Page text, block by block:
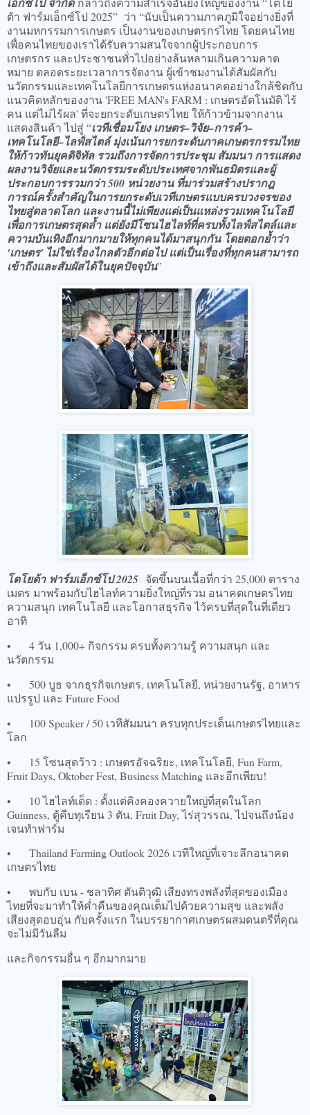
ต้า ฟาร์มเอ็กซ์โป 2025” ว่า “นับเป็นความภาคภูมิใจอย่างยิ่งที่
งานมหกรรมการเกษตร เป็นงานของเกษตรกรไทย โดยคนไทย
เพื่อคนไทยของเราได้รับความสนใจจากผู้ประกอบการ
เกษตรกร และประชาชนทั่วไปอย่างล้นหลามเกินความคาด
หมาย ตลอดระยะเวลาการจัดงาน ผู้เข้าชมงานได้สัมผัสกับ
นวัตกรรมและเทคโนโลยีการเกษตรแห่งอนาคตอย่างใกล้ชิดกับ
แนวคิดหลักของงาน 'FREE MAN's FARM : เกษตรอัตโนมัติ ไร้
คน แต่ไม่ไร้ผล' ที่จะยกระดับเกษตรไทย ให้ก้าวข้ามจากงาน
แสดงสินค้า ไปสู่ “เวทีเชื่อมโยง เกษตร–วิจัย–การค้า–
เทคโนโลยี–ไลฟ์สไตล์ มุ่งเน้นการยกระดับภาคเกษตรกรรมไทย
ให้ก้าวทันยุคดิจิทัล รวมถึงการจัดการประชุม สัมมนา การแสดง
ผลงานวิจัยและนวัตกรรมระดับประเทศจากพันธมิตรและผู้
ประกอบการรวมกว่า 500 หน่วยงาน ที่มาร่วมสร้างปรากฎ
การณ์ครั้งสำคัญในการยกระดับเวทีเกษตรแบบครบวงจรของ
ไทยสู่ตลาดโลก และงานนี้ไม่เพียงแต่เป็นแหล่งรวมเทคโนโลยี
เพื่อการเกษตรสุดล้ำ แต่ยังมีโซนไฮไลท์ที่ครบทั้งไลฟ์สไตล์และ
ความบันเทิงอีกมากมายให้ทุกคนได้มาสนุกกัน โดยตอกย้ำว่า
'เกษตร' ไม่ใช่เรื่องไกลตัวอีกต่อไป แต่เป็นเรื่องที่ทุกคนสามารถ
เข้าถึงและสัมผัสได้ในยุคปัจจุบัน”
โตโยต้า ฟาร์มเอ็กซ์โป 2025 จัดขึ้นบนเนื้อที่กว่า 25,000 ตาราง
เมตร มาพร้อมกับไฮไลท์ความยิ่งใหญ่ที่รวม อนาคตเกษตรไทย
ความสนุก เทคโนโลยี และโอกาสธุรกิจ ไว้ครบที่สุดในที่เดียว
อาทิ
•
4 วัน 1,000+ กิจกรรม ครบทั้งความรู้ ความสนุก และ
นวัตกรรม
•
500 บูธ จากธุรกิจเกษตร, เทคโนโลยี, หน่วยงานรัฐ, อาหาร
แปรรูป และ Future Food
•
100 Speaker / 50 เวทีสัมมนา ครบทุกประเด็นเกษตรไทยและ
โลก
•
15 โซนสุดว้าว : เกษตรอัจฉริยะ, เทคโนโลยี, Fun Farm,
Fruit Days, Oktober Fest, Business Matching และอีกเพียบ!
•
10 ไฮไลท์เด็ด : ตั้งแต่คิงคองควายใหญ่ที่สุดในโลก
Guinness, ตู้คีบทุเรียน 3 ตัน, Fruit Day, ไร่สุวรรณ, ไปจนถึงน้อง
เจนทำฟาร์ม
•
Thailand Farming Outlook 2026 เวทีใหญ่ที่เจาะลึกอนาคต
เกษตรไทย
•
พบกับ เบน - ชลาทิศ ตันติวุฒิ เสียงทรงพลังที่สุดของเมือง
ไทยที่จะมาทำให้ค่ำคืนของคุณเต็มไปด้วยความสุข และพลัง
เสียงสุดอบอุ่น กับครั้งแรก ในบรรยากาศเกษตรผสมดนตรีที่คุณ
จะไม่มีวันลืม
และกิจกรรมอื่น ๆ อีกมากมาย